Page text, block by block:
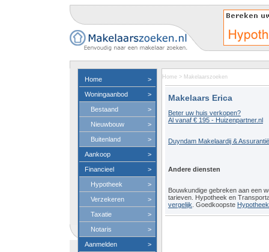
Home >
Woningaanbod >
Bestaand >
Nieuwbouw >
Buitenland >
Aankoop >
Financieel >
Hypotheek >
Verzekeren >
Taxatie >
Notaris >
Aanmelden >
Home > Makelaarszoeken
Makelaars Erica
Beter uw huis verkopen?
Al vanaf € 195 - Huizenpartner.nl
Duyndam Makelaardij &
Andere diensten
Bouwkundige gebreken aan een
tarieven. Hypotheek en
vergelijk . Goedkoopste